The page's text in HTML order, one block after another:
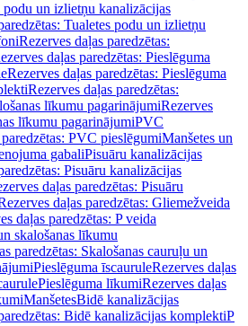
podu un izlietņu kanalizācijas
Tualetes podu un izlietņu
Rezerves daļas paredzētas:
daļas paredzētas: Pieslēguma
Rezerves daļas paredzētas: Pieslēguma
Rezerves daļas paredzētas:
līkumu pagarinājumiRezerves
līkumu pagarinājumiPVC
PVC pieslēgumiManšetes un
gabaliPisuāru kanalizācijas
Pisuāru kanalizācijas
daļas paredzētas: Pisuāru
daļas paredzētas: Gliemežveida
daļas paredzētas: P veida
skalošanas līkumu
paredzētas: Skalošanas cauruļu un
Pieslēguma īscauruleRezerves daļas
Pieslēguma līkumiRezerves daļas
ManšetesBidē kanalizācijas
Bidē kanalizācijas komplektiP